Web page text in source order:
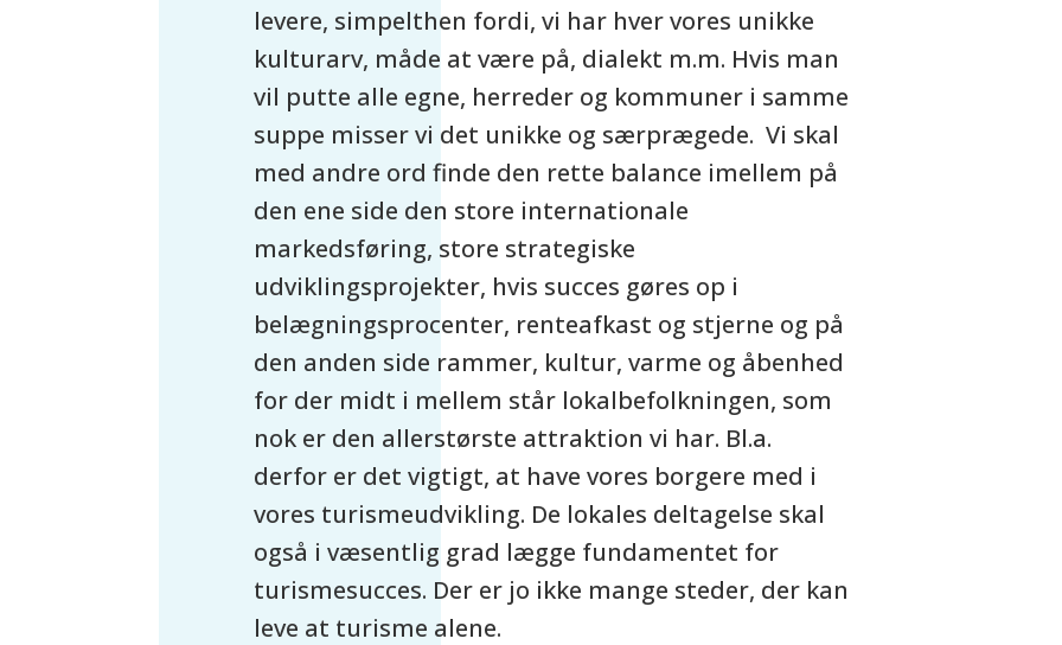
levere, simpelthen fordi, vi har hver vores unikke
kulturarv, måde at være på, dialekt m.m. Hvis man
vil putte alle egne, herreder og kommuner i samme
suppe misser vi det unikke og særprægede. Vi skal
med andre ord finde den rette balance imellem på
den ene side den store internationale
markedsføring, store strategiske
udviklingsprojekter, hvis succes gøres op i
belægningsprocenter, renteafkast og stjerne og på
den anden side rammer, kultur, varme og åbenhed
for der midt i mellem står lokalbefolkningen, som
nok er den allerstørste attraktion vi har. Bl.a.
derfor er det vigtigt, at have vores borgere med i
vores turismeudvikling. De lokales deltagelse skal
også i væsentlig grad lægge fundamentet for
turismesucces. Der er jo ikke mange steder, der kan
leve at turisme alene.